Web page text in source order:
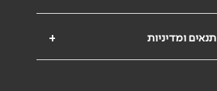
+ תנאים ומדיניות